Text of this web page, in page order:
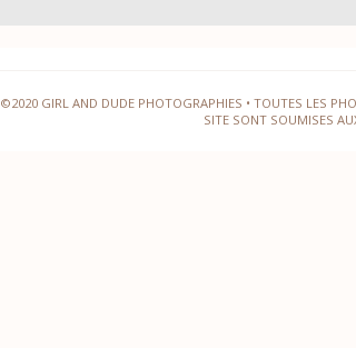
©2020 GIRL AND DUDE PHOTOGRAPHIES • TOUTES LES
SITE SONT SOUMISES